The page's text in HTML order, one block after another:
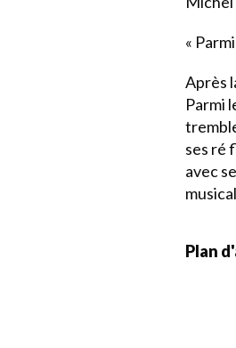
«
Après
Parmi
ses ré
avec
Plan